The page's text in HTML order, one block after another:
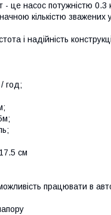
це насос потужністю 0.3
кількістю
і надійність
год;
см
працювати в